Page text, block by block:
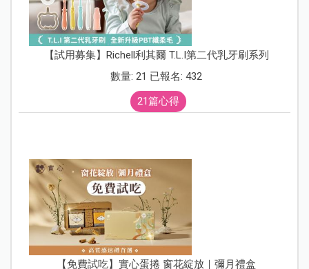
【試用募集】Richell利其爾 T.L.I第二代乳牙刷系列
數量: 21 已報名: 432
21篇心得
【免費試吃】實心蛋捲 窗花綻放｜彌月禮盒